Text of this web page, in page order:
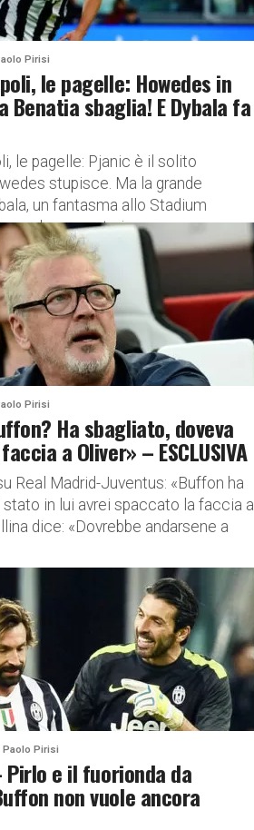
Pirisi
le pagelle: Howedes in
Benatia sbaglia! E Dybala fa
le pagelle: Pjanic è il solito
stupisce. Ma la grande
un fantasma allo Stadium
presente in...
Pirisi
Ha sbagliato, doveva
a Oliver» – ESCLUSIVA
Real Madrid-Juventus: «Buffon ha
in lui avrei spaccato la faccia a
dice: «Dovrebbe andarsene a
Paolo Pirisi
Pirlo e il fuorionda da
non vuole ancora